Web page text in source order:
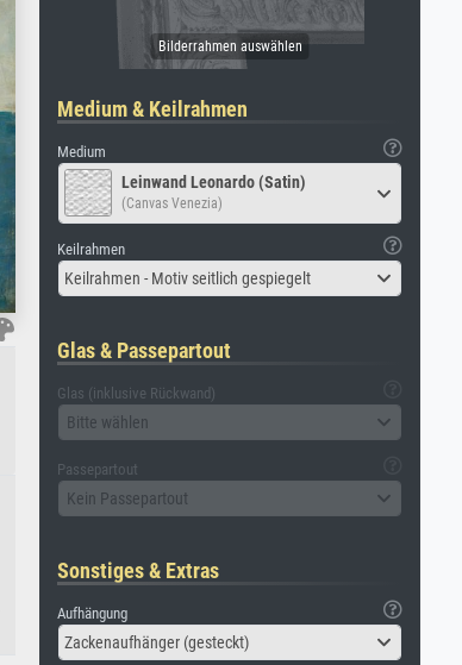
Medium & Keilrahmen
Medium
Leinwand Leonardo (Satin)
(Canvas Venezia)
Keilrahmen
Keilrahmen - Motiv seitlich gespiegelt
Glas & Passepartout
Glas (inklusive Rückwand)
Bitte wählen
Passepartout
Kein Passepartout
Sonstiges & Extras
Aufhängung
Zackenaufhänger (gesteckt)